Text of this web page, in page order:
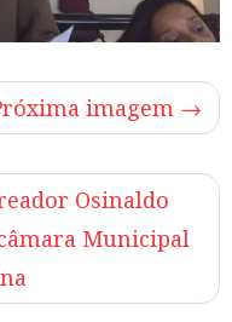
imagem →
Osinaldo
Municipal